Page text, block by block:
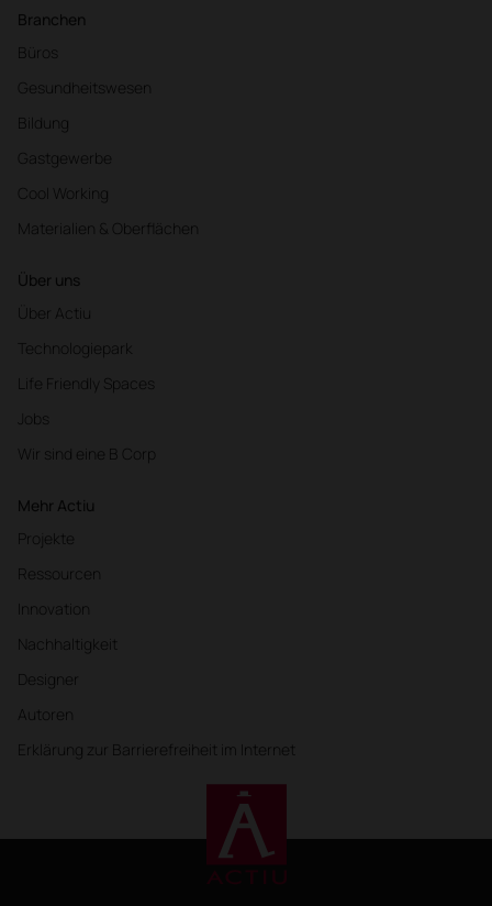
Branchen
Büros
Gesundheitswesen
Bildung
Gastgewerbe
Cool Working
Materialien & Oberflächen
Über uns
Über Actiu
Technologiepark
Life Friendly Spaces
Jobs
Wir sind eine B Corp
Mehr Actiu
Projekte
Ressourcen
Innovation
Nachhaltigkeit
Designer
Autoren
Erklärung zur Barrierefreiheit im Internet